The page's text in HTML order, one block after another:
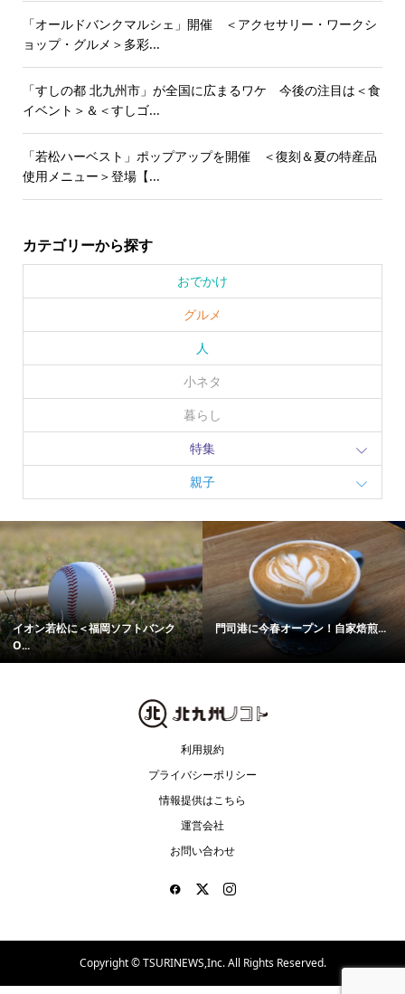
「オールドバンクマルシェ」開催 ＜アクセサリー・ワークシ
ョップ・グルメ＞多彩...
「すしの都 北九州市」が全国に広まるワケ 今後の注目は＜食
イベント＞＆＜すしゴ...
「若松ハーベスト」ポップアップを開催 ＜復刻＆夏の特産品
使用メニュー＞登場【...
カテゴリーから探す
おでかけ
グルメ
人
小ネタ
暮らし
特集
親子
イオン若松に＜福岡ソフトバンク
O...
門司港に今春オープン！自家焙煎...
利用規約
プライバシーポリシー
情報提供はこちら
運営会社
お問い合わせ
Copyright ©TSURINEWS,Inc. All Rights Reserved.